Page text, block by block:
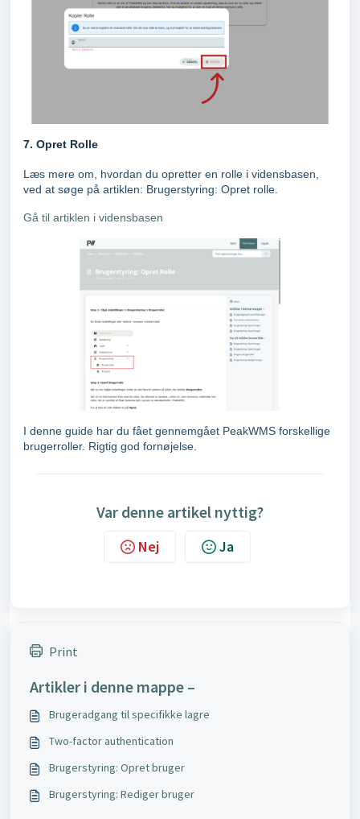
7. Opret Rolle
Læs mere om, hvordan du opretter en rolle i vidensbasen,
ved at søge på artiklen: Brugerstyring: Opret rolle.
Gå til artiklen i vidensbasen
I denne guide har du fået gennemgået PeakWMS forskellige
brugerroller. Rigtig god fornøjelse.
Var denne artikel nyttig?
Nej Ja
Print
Artikler i denne mappe –
Brugeradgang til specifikke lagre
Two-factor authentication
Brugerstyring: Opret bruger
Brugerstyring: Rediger bruger